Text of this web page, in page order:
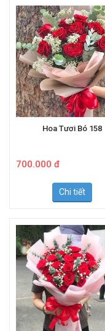
Chi tiết